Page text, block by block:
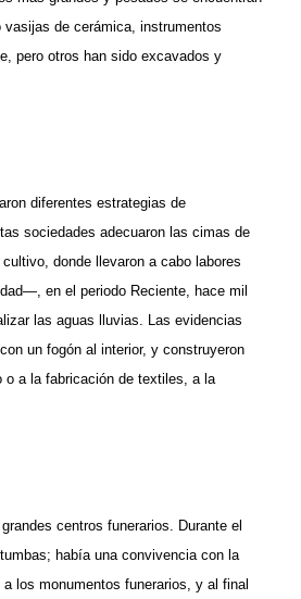
de cerámica, instrumentos
pero otros han sido excavados y
diferentes estrategias de
sociedades adecuaron las cimas de
donde llevaron a cabo labores
en el periodo Reciente, hace mil
las aguas lluvias. Las evidencias
un fogón al interior, y construyeron
o a la fabricación de textiles, a la
centros funerarios. Durante el
había una convivencia con la
los monumentos funerarios, y al final